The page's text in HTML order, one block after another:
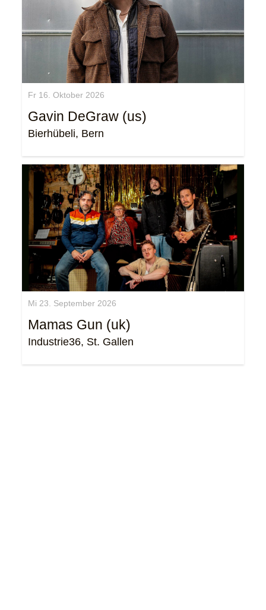
Fr 16. Oktober 2026
Gavin DeGraw (us)
Bierhübeli, Bern
Mi 23. September 2026
Mamas Gun (uk)
Industrie36, St. Gallen